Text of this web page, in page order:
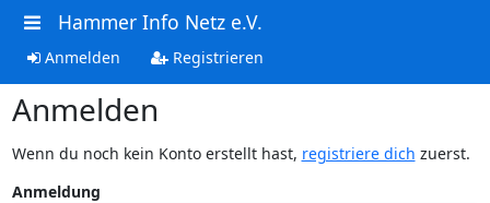
Hammer Info Netz e.V.
Anmelden Registrieren
Anmelden
Wenn du noch kein Konto erstellt hast, registriere dich zuerst.
Anmeldung